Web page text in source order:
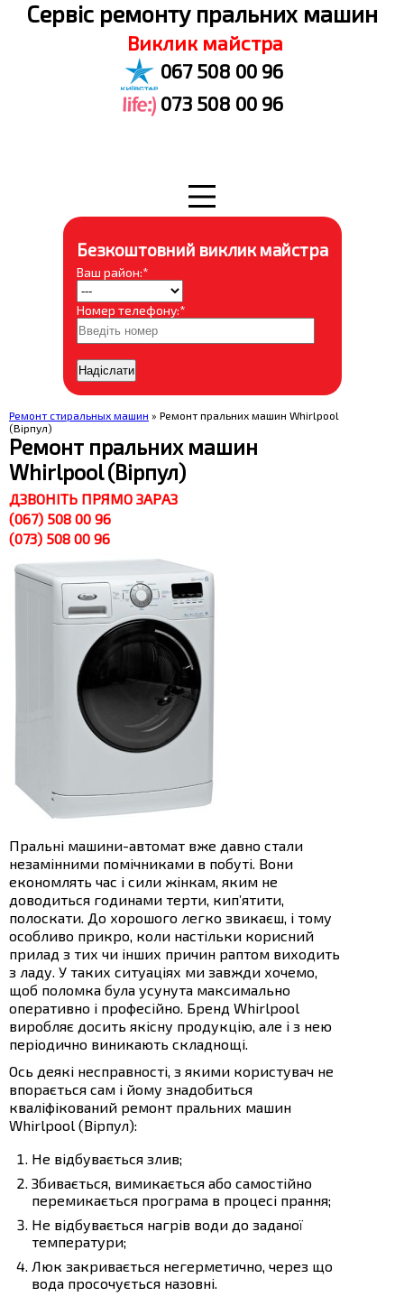
Cервіс ремонту пральних машин
Виклик майстра
067 508 00 96
073 508 00 96
Безкоштовний виклик майстра
Ваш район:*
Номер телефону:*
Ремонт стиральных машин » Ремонт пральних машин Whirlpool
(Вірпул)
Ремонт пральних машин
Whirlpool (Вірпул)
ДЗВОНІТЬ ПРЯМО ЗАРАЗ
(067) 508 00 96
(073) 508 00 96
Пральні машини-автомат вже давно стали
незамінними помічниками в побуті. Вони
економлять час і сили жінкам, яким не
доводиться годинами терти, кип’ятити,
полоскати. До хорошого легко звикаєш, і тому
особливо прикро, коли настільки корисний
прилад з тих чи інших причин раптом виходить
з ладу. У таких ситуаціях ми завжди хочемо,
щоб поломка була усунута максимально
оперативно і професійно. Бренд Whirlpool
виробляє досить якісну продукцію, але і з нею
періодично виникають складнощі.
Ось деякі несправності, з якими користувач не
впорається сам і йому знадобиться
кваліфікований ремонт пральних машин
Whirlpool (Вірпул):
Не відбувається злив;
Збивається, вимикається або самостійно
перемикається програма в процесі прання;
Не відбувається нагрів води до заданої
температури;
Люк закривається негерметично, через що
вода просочується назовні.